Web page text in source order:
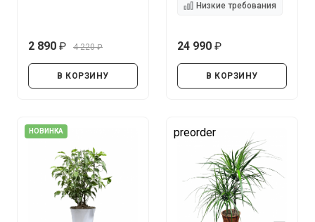
2 890
4 220
В КОРЗИНУ
Низкие требования
24 990
В КОРЗИНУ
НОВИНКА preorder